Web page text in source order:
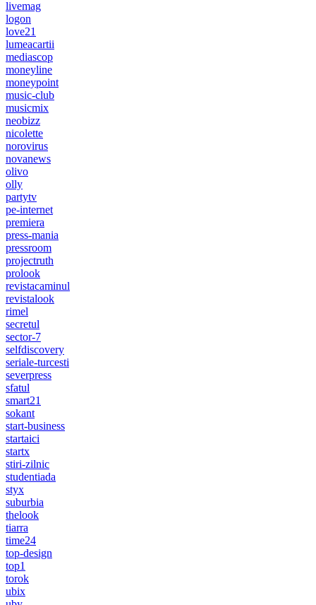
livemag
logon
love21
lumeacartii
mediascop
moneyline
moneypoint
music-club
musicmix
neobizz
nicolette
norovirus
novanews
olivo
olly
partytv
pe-internet
premiera
press-mania
pressroom
projectruth
prolook
revistacaminul
revistalook
rimel
secretul
sector-7
selfdiscovery
seriale-turcesti
severpress
sfatul
smart21
sokant
start-business
startaici
startx
stiri-zilnic
studentiada
styx
suburbia
thelook
tiarra
time24
top-design
top1
torok
ubix